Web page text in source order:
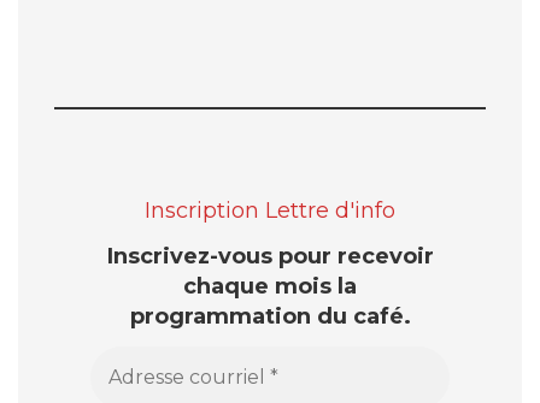
Inscription Lettre d'info
Inscrivez-vous pour recevoir
chaque mois la
programmation du café.